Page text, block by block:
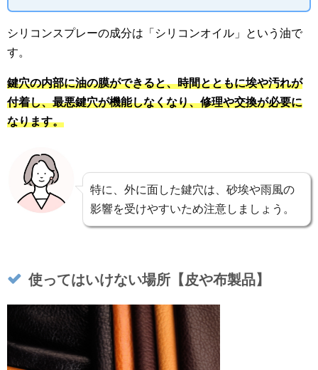
シリコンスプレーの成分は「シリコンオイル」という油で
す。
鍵穴の内部に油の膜ができると、時間とともに埃や汚れが
付着し、最悪鍵穴が機能しなくなり、修理や交換が必要に
なります。
特に、外に面した鍵穴は、砂埃や雨風の
影響を受けやすいため注意しましょう。
使ってはいけない場所【皮や布製品】